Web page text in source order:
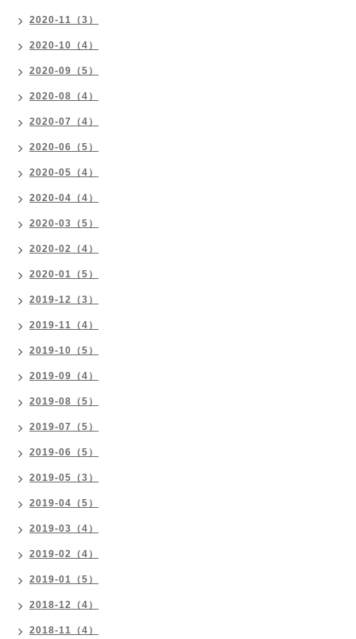
2020-11（3）
2020-10（4）
2020-09（5）
2020-08（4）
2020-07（4）
2020-06（5）
2020-05（4）
2020-04（4）
2020-03（5）
2020-02（4）
2020-01（5）
2019-12（3）
2019-11（4）
2019-10（5）
2019-09（4）
2019-08（5）
2019-07（5）
2019-06（5）
2019-05（3）
2019-04（5）
2019-03（4）
2019-02（4）
2019-01（5）
2018-12（4）
2018-11（4）